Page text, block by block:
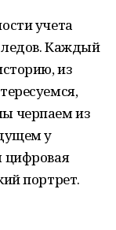
учета
Каждый
из
черпаем из
у
цифровая
портрет.